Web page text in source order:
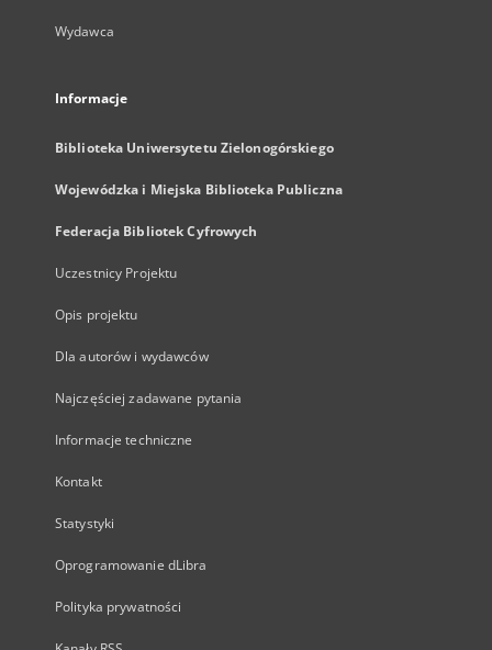
Wydawca
Informacje
Biblioteka Uniwersytetu Zielonogórskiego
Wojewódzka i Miejska Biblioteka Publiczna
Federacja Bibliotek Cyfrowych
Uczestnicy Projektu
Opis projektu
Dla autorów i wydawców
Najczęściej zadawane pytania
Informacje techniczne
Kontakt
Statystyki
Oprogramowanie dLibra
Polityka prywatności